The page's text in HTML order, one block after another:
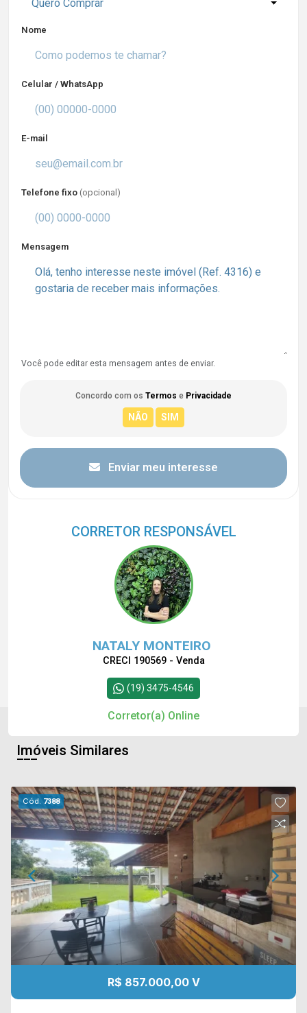
Quero Comprar
Nome
Celular / WhatsApp
E-mail
Telefone fixo (opcional)
Mensagem
Você pode editar esta mensagem antes de enviar.
Concordo com os Termos e Privacidade
Enviar meu interesse
CORRETOR RESPONSÁVEL
NATALY MONTEIRO
CRECI 190569 - Venda
(19) 3475-4546
Corretor(a) Online
Imóveis Similares
Cód. 7388
R$ 857.000,00 V